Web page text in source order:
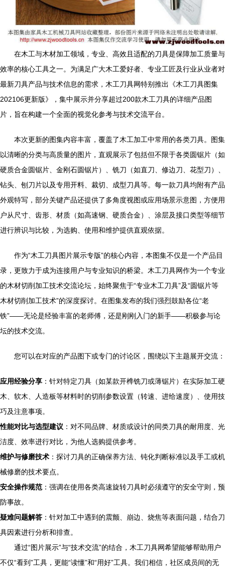
在木工与木材加工领域，专业、高效且适配的刀具是保障加工质量与
效率的核心工具之一。为满足广大木工爱好者、专业工匠及行业从业者对
最新刀具产品与技术信息的需求，木工刀具网特别推出《木工刀具图集
202106更新版》，集中展示并分享超过200款木工刀具的详细产品图
片，旨在构建一个全面的视觉化参考与技术交流平台。
本次更新的图集内容丰富，覆盖了木工加工中常用的各类刀具。图集
以清晰的分类与高质量的图片，直观展示了包括但不限于各类圆锯片（如
硬质合金圆锯片、金刚石圆锯片）、铣刀（如直刀、修边刀、花型刀）、
钻头、刨刀片以及专用开料、裁切、成型刀具等。每一款刀具均附有产品
外观特写，部分关键产品还提供了多角度视图或应用场景示意图，方便用
户从尺寸、齿形、材质（如高速钢、硬质合金）、涂层及接口类型等细节
进行辨识与比较，为选购、使用和维护提供直观依据。
作为“木工刀具图片展示专版”的核心内容，本图集不仅是一个产品目
录，更致力于成为连接用户与专业知识的桥梁。木工刀具网作为一个专业
的木材切削加工技术交流论坛，始终聚焦于“专业木工刀具”及“圆锯片等
木材切削加工技术”的深度探讨。在图集发布的我们强烈鼓励各位“老
铁”——无论是经验丰富的老师傅，还是刚刚入门的新手——积极参与论
坛的技术交流。
您可以在对应的产品图下或专门的讨论区，围绕以下主题展开交流：
应用经验分享 ：针对特定刀具（如某款开榫铣刀或薄锯片）在实际加工硬
木、软木、人造板等材料时的切削参数设置（转速、进给速度）、使用技
巧及注意事项。
性能对比与选型建议 ：对不同品牌、材质或设计的同类刀具的耐用度、光
洁度、效率进行对比，为他人选购提供参考。
维护与修磨技术 ：探讨刀具的正确保养方法、钝化判断标准以及手工或机
械修磨的技术要点。
安全操作规范 ：强调在使用各类高速旋转刀具时必须遵守的安全守则，预
防事故。
疑难问题解答 ：针对加工中遇到的震颤、崩边、烧焦等表面问题，结合刀
具因素进行分析和排查。
通过“图片展示”与“技术交流”的结合，木工刀具网希望能够帮助用户
不仅“看到”工具，更能“读懂”和“用好”工具。我们相信，社区成员间的无